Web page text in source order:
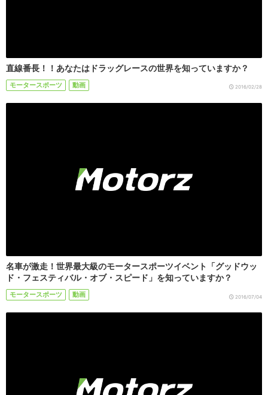
直線番長！！あなたはドラッグレースの世界を知っていますか？
モータースポーツ 動画 2016/02/28
名車が激走！世界最大級のモータースポーツイベント「グッドウッ
ド・フェスティバル・オブ・スピード」を知っていますか？
モータースポーツ 動画 2016/07/04